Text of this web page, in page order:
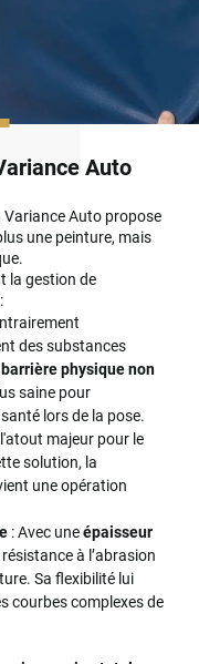
Auto
Variance Auto propose
une peinture, mais
la gestion de
des substances
barrière physique non
saine pour
lors de la pose.
l'atout majeur pour le
solution, la
une opération
: Avec uneépaisseur
à l’abrasion
Sa flexibilité lui
courbes complexes de